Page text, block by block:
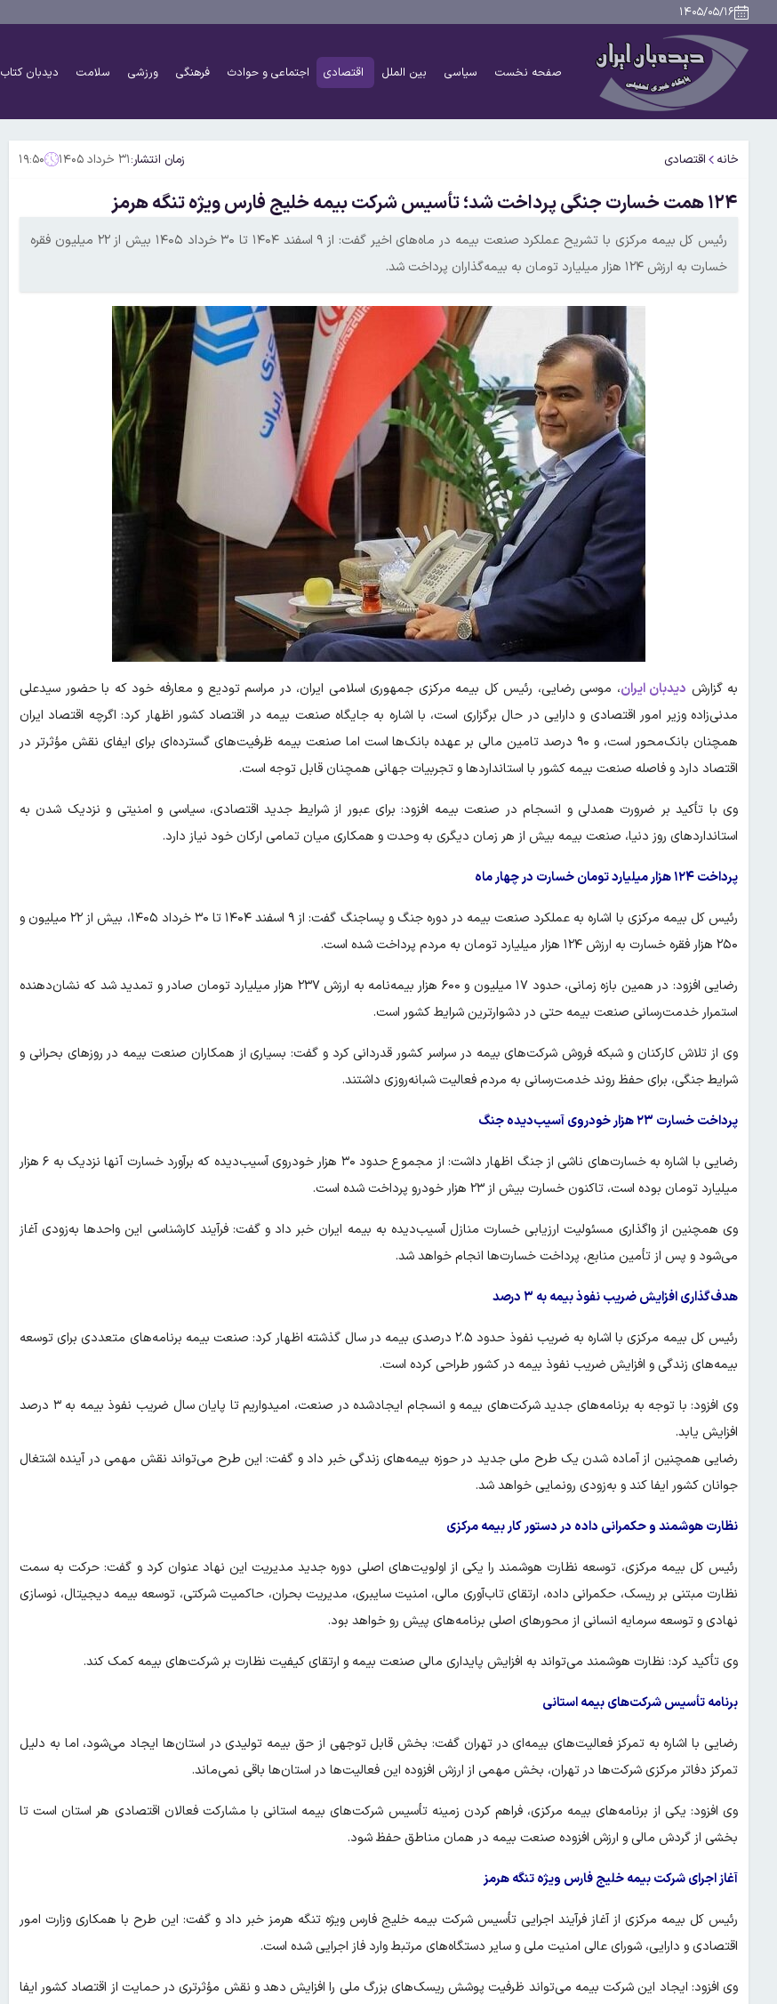
۱۴۰۵/۰۵/۱۶
صفحه نخست سیاسی بین الملل اقتصادی اجتماعی و حوادث فرهنگی ورزشی سلامت دیدبان کتاب
خانه اقتصادی زمان انتشار:۳۱ خرداد ۱۴۰۵ ۱۹:۵۰
۱۲۴ همت خسارت جنگی پرداخت شد؛ تأسیس شرکت بیمه خلیج فارس ویژه تنگه هرمز
رئیس کل بیمه مرکزی با تشریح عملکرد صنعت بیمه در ماه‌های اخیر گفت: از ۹ اسفند ۱۴۰۴ تا ۳۰ خرداد ۱۴۰۵ بیش از ۲۲ میلیون فقره
خسارت به ارزش ۱۲۴ هزار میلیارد تومان به بیمه‌گذاران پرداخت شد.
به گزارش دیدبان ایران، موسی رضایی، رئیس کل بیمه مرکزی جمهوری اسلامی ایران، در مراسم تودیع و معارفه خود که با حضور سیدعلی
مدنی‌زاده وزیر امور اقتصادی و دارایی در حال برگزاری است، با اشاره به جایگاه صنعت بیمه در اقتصاد کشور اظهار کرد: اگرچه اقتصاد ایران
همچنان بانک‌محور است، و ۹۰ درصد تامین مالی بر عهده بانک‌ها است اما صنعت بیمه ظرفیت‌های گسترده‌ای برای ایفای نقش مؤثرتر در
اقتصاد دارد و فاصله صنعت بیمه کشور با استانداردها و تجربیات جهانی همچنان قابل توجه است.
وی با تأکید بر ضرورت همدلی و انسجام در صنعت بیمه افزود: برای عبور از شرایط جدید اقتصادی، سیاسی و امنیتی و نزدیک شدن به
استانداردهای روز دنیا، صنعت بیمه بیش از هر زمان دیگری به وحدت و همکاری میان تمامی ارکان خود نیاز دارد.
پرداخت ۱۲۴ هزار میلیارد تومان خسارت در چهار ماه
رئیس کل بیمه مرکزی با اشاره به عملکرد صنعت بیمه در دوره جنگ و پساجنگ گفت: از ۹ اسفند ۱۴۰۴ تا ۳۰ خرداد ۱۴۰۵، بیش از ۲۲ میلیون و
۲۵۰ هزار فقره خسارت به ارزش ۱۲۴ هزار میلیارد تومان به مردم پرداخت شده است.
رضایی افزود: در همین بازه زمانی، حدود ۱۷ میلیون و ۶۰۰ هزار بیمه‌نامه به ارزش ۲۳۷ هزار میلیارد تومان صادر و تمدید شد که نشان‌دهنده
استمرار خدمت‌رسانی صنعت بیمه حتی در دشوارترین شرایط کشور است.
وی از تلاش کارکنان و شبکه فروش شرکت‌های بیمه در سراسر کشور قدردانی کرد و گفت: بسیاری از همکاران صنعت بیمه در روزهای بحرانی و
شرایط جنگی، برای حفظ روند خدمت‌رسانی به مردم فعالیت شبانه‌روزی داشتند.
پرداخت خسارت ۲۳ هزار خودروی آسیب‌دیده جنگ
رضایی با اشاره به خسارت‌های ناشی از جنگ اظهار داشت: از مجموع حدود ۳۰ هزار خودروی آسیب‌دیده که برآورد خسارت آنها نزدیک به ۶ هزار
میلیارد تومان بوده است، تاکنون خسارت بیش از ۲۳ هزار خودرو پرداخت شده است.
وی همچنین از واگذاری مسئولیت ارزیابی خسارت منازل آسیب‌دیده به بیمه ایران خبر داد و گفت: فرآیند کارشناسی این واحدها به‌زودی آغاز
می‌شود و پس از تأمین منابع، پرداخت خسارت‌ها انجام خواهد شد.
هدف‌گذاری افزایش ضریب نفوذ بیمه به ۳ درصد
رئیس کل بیمه مرکزی با اشاره به ضریب نفوذ حدود ۲.۵ درصدی بیمه در سال گذشته اظهار کرد: صنعت بیمه برنامه‌های متعددی برای توسعه
بیمه‌های زندگی و افزایش ضریب نفوذ بیمه در کشور طراحی کرده است.
وی افزود: با توجه به برنامه‌های جدید شرکت‌های بیمه و انسجام ایجادشده در صنعت، امیدواریم تا پایان سال ضریب نفوذ بیمه به ۳ درصد
افزایش یابد.
رضایی همچنین از آماده شدن یک طرح ملی جدید در حوزه بیمه‌های زندگی خبر داد و گفت: این طرح می‌تواند نقش مهمی در آینده اشتغال
جوانان کشور ایفا کند و به‌زودی رونمایی خواهد شد.
نظارت هوشمند و حکمرانی داده در دستور کار بیمه مرکزی
رئیس کل بیمه مرکزی، توسعه نظارت هوشمند را یکی از اولویت‌های اصلی دوره جدید مدیریت این نهاد عنوان کرد و گفت: حرکت به سمت
نظارت مبتنی بر ریسک، حکمرانی داده، ارتقای تاب‌آوری مالی، امنیت سایبری، مدیریت بحران، حاکمیت شرکتی، توسعه بیمه دیجیتال، نوسازی
نهادی و توسعه سرمایه انسانی از محورهای اصلی برنامه‌های پیش رو خواهد بود.
وی تأکید کرد: نظارت هوشمند می‌تواند به افزایش پایداری مالی صنعت بیمه و ارتقای کیفیت نظارت بر شرکت‌های بیمه کمک کند.
برنامه تأسیس شرکت‌های بیمه استانی
رضایی با اشاره به تمرکز فعالیت‌های بیمه‌ای در تهران گفت: بخش قابل توجهی از حق بیمه تولیدی در استان‌ها ایجاد می‌شود، اما به دلیل
تمرکز دفاتر مرکزی شرکت‌ها در تهران، بخش مهمی از ارزش افزوده این فعالیت‌ها در استان‌ها باقی نمی‌ماند.
وی افزود: یکی از برنامه‌های بیمه مرکزی، فراهم کردن زمینه تأسیس شرکت‌های بیمه استانی با مشارکت فعالان اقتصادی هر استان است تا
بخشی از گردش مالی و ارزش افزوده صنعت بیمه در همان مناطق حفظ شود.
آغاز اجرای شرکت بیمه خلیج فارس ویژه تنگه هرمز
رئیس کل بیمه مرکزی از آغاز فرآیند اجرایی تأسیس شرکت بیمه خلیج فارس ویژه تنگه هرمز خبر داد و گفت: این طرح با همکاری وزارت امور
اقتصادی و دارایی، شورای عالی امنیت ملی و سایر دستگاه‌های مرتبط وارد فاز اجرایی شده است.
وی افزود: ایجاد این شرکت بیمه می‌تواند ظرفیت پوشش ریسک‌های بزرگ ملی را افزایش دهد و نقش مؤثرتری در حمایت از اقتصاد کشور ایفا